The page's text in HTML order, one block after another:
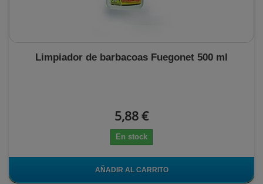
Limpiador de barbacoas Fuegonet 500 ml
5,88 €
En stock
AÑADIR AL CARRITO